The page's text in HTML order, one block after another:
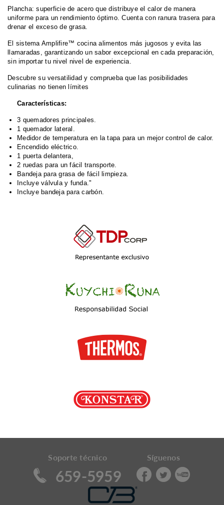
Plancha: superficie de acero que distribuye el calor de manera
uniforme para un rendimiento óptimo. Cuenta con ranura trasera para
drenar el exceso de grasa.
El sistema Amplifire™ cocina alimentos más jugosos y evita las
llamaradas, garantizando un sabor excepcional en cada preparación,
sin importar tu nivel nivel de experiencia.
Descubre su versatilidad y comprueba que las posibilidades
culinarias no tienen límites
Características:
3 quemadores principales.
1 quemador lateral.
Medidor de temperatura en la tapa para un mejor control de calor.
Encendido eléctrico.
1 puerta delantera,
2 ruedas para un fácil transporte.
Bandeja para grasa de fácil limpieza.
Incluye válvula y funda."
Incluye bandeja para carbón.
Soporte técnico
659-5959
Síguenos